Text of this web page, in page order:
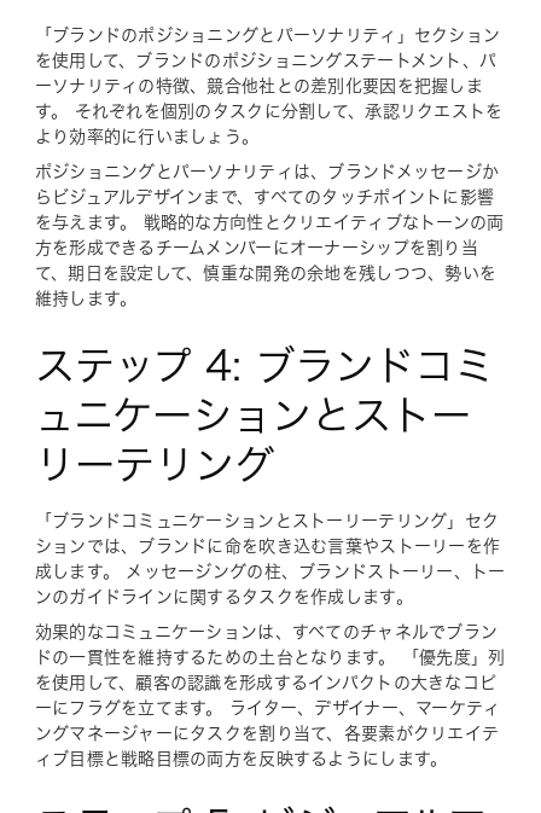
「ブランドのポジショニングとパーソナリティ」セクション
を使用して、ブランドのポジショニングステートメント、パ
ーソナリティの特徴、競合他社との差別化要因を把握しま
す。 それぞれを個別のタスクに分割して、承認リクエストを
より効率的に行いましょう。
ポジショニングとパーソナリティは、ブランドメッセージか
らビジュアルデザインまで、すべてのタッチポイントに影響
を与えます。 戦略的な方向性とクリエイティブなトーンの両
方を形成できるチームメンバーにオーナーシップを割り当
て、期日を設定して、慎重な開発の余地を残しつつ、勢いを
維持します。
ステップ 4: ブランドコミ
ュニケーションとストー
リーテリング
「ブランドコミュニケーションとストーリーテリング」セク
ションでは、ブランドに命を吹き込む言葉やストーリーを作
成します。 メッセージングの柱、ブランドストーリー、トー
ンのガイドラインに関するタスクを作成します。
効果的なコミュニケーションは、すべてのチャネルでブラン
ドの一貫性を維持するための土台となります。 「優先度」列
を使用して、顧客の認識を形成するインパクトの大きなコピ
ーにフラグを立てます。 ライター、デザイナー、マーケティ
ングマネージャーにタスクを割り当て、各要素がクリエイテ
ィブ目標と戦略目標の両方を反映するようにします。